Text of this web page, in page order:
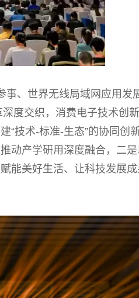
事、世界无线局域网应用发
度交织，消费电子技术创
“技术-标准-生态”的协同创
动产学研用深度融合，二
能美好生活、让科技发展